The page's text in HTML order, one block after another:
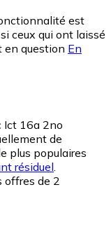
est
ceux qui ont laissé
en question En
Ict 16a 2no
de
plus populaires
résiduel.
offres de 2